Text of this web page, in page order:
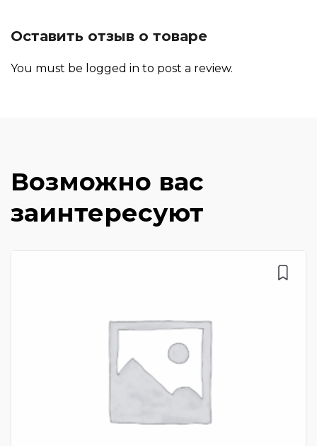
Оставить отзыв о товаре
You must be logged in to post a review.
Возможно вас
заинтересуют